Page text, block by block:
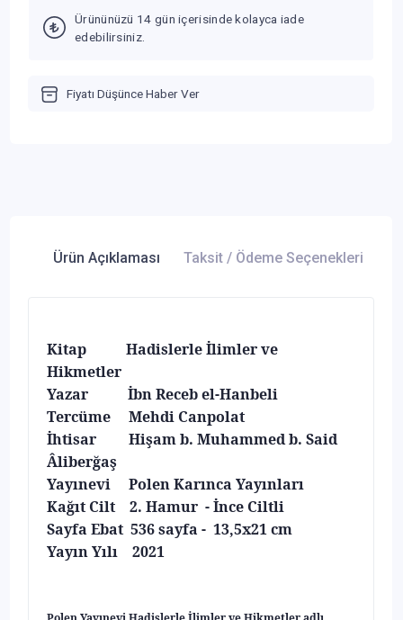
Ürününüzü 14 gün içerisinde kolayca iade
edebilirsiniz.
Fiyatı Düşünce Haber Ver
Ürün Açıklaması Taksit / Ödeme Seçenekleri
Kitap Hadislerle İlimler ve
Hikmetler
Yazar İbn Receb el-Hanbeli
Tercüme Mehdi Canpolat
İhtisar Hişam b. Muhammed b. Said
Âliberğaş
Yayınevi Polen Karınca Yayınları
Kağıt Cilt 2. Hamur - İnce Ciltli
Sayfa Ebat 536 sayfa - 13,5x21 cm
Yayın Yılı 2021